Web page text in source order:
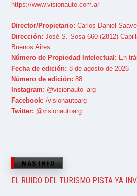
https://www.visionauto.com.ar
Director/Propietario: Carlos Daniel
Dirección: José S. Sosa 660 (2812)
Buenos Aires
Número de Propiedad Intelectual: En
Fecha de edición: 8 de agosto de 2026
Número de edición: 88
Instagram: @visionauto_arg
Facebook: /visionautoarg
Twitter: @visionautoarg
MÁS INFO
EL RUIDO DEL TURISMO PISTA YA